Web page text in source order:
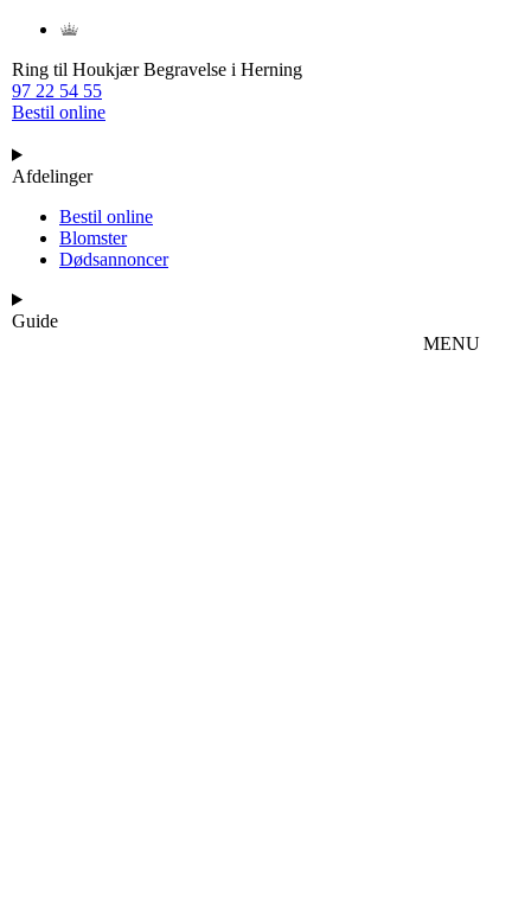
Ring til Houkjær Begravelse i Herning
97 22 54 55
Bestil online
Afdelinger
Bestil online
Blomster
Dødsannoncer
Guide